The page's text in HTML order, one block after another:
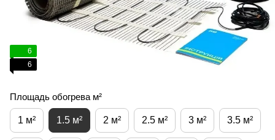
6
6
Площадь обогрева м²
1 м² 1.5 м² 2 м² 2.5 м² 3 м² 3.5 м²